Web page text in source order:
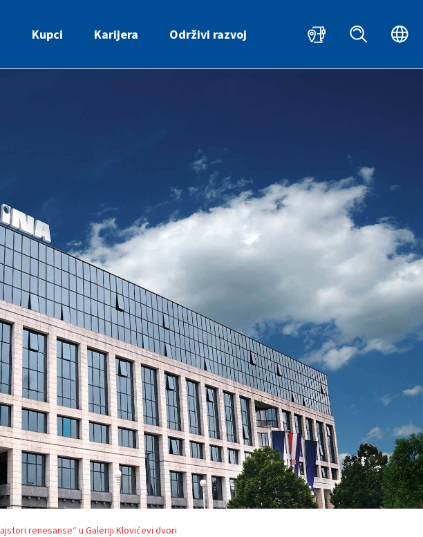
Kupci Karijera Održivi razvoj
renesanse“ u Galeriji Klovićevi dvori